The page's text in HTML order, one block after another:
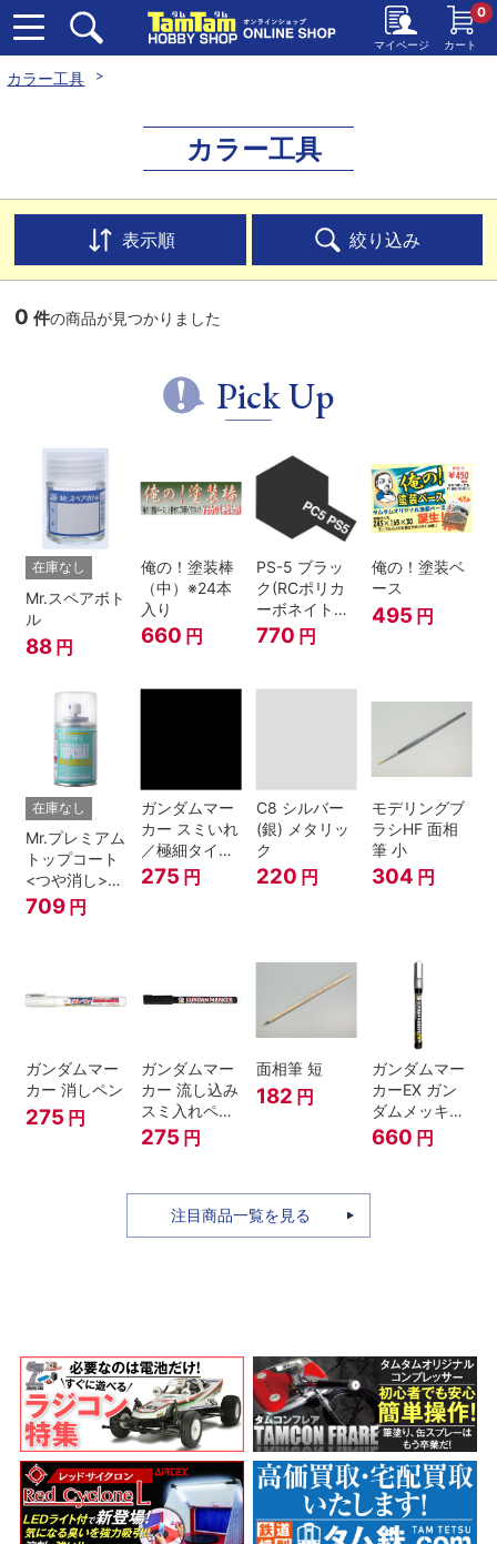
マイページ カート
0
カラー工具
カラー工具
表示順 絞り込み
0 件の商品が見つかりました
Pick Up
在庫なし
Mr.スペアボト
ル
88 円
俺の！塗装棒
（中）※24本
入り
660 円
PS-5 ブラッ
ク(RCポリカ
ーボネイトボ
ディ塗装用)
770 円
俺の！塗装ベ
ース
495 円
在庫なし
Mr.プレミアム
トップコート
<つや消し>
スプレー
709 円
ガンダムマー
カー スミいれ
／極細タイプ
（ブラック）
275 円
C8 シルバー
(銀) メタリッ
ク
220 円
モデリングブ
ラシHF 面相
筆 小
304 円
ガンダムマー
カー 消しペン
275 円
ガンダムマー
カー 流し込み
スミ入れペン
ブラック
275 円
面相筆 短
182 円
ガンダムマー
カーEX ガン
ダムメッキシ
ルバー
660 円
注目商品一覧を見る